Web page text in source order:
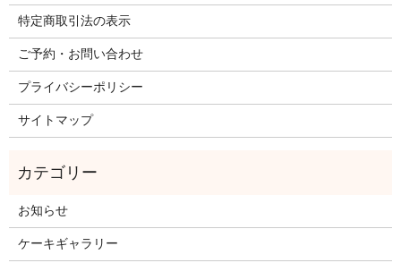
特定商取引法の表示
ご予約・お問い合わせ
プライバシーポリシー
サイトマップ
お知らせ
ケーキギャラリー